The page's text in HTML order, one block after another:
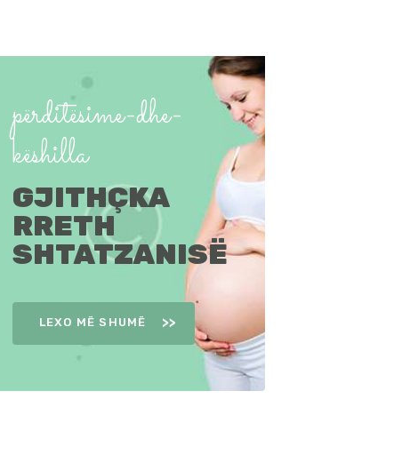
përditësime-dhe-
këshilla
GJITHÇKA
RRETH
SHTATZANISË
LEXO MË SHUMË